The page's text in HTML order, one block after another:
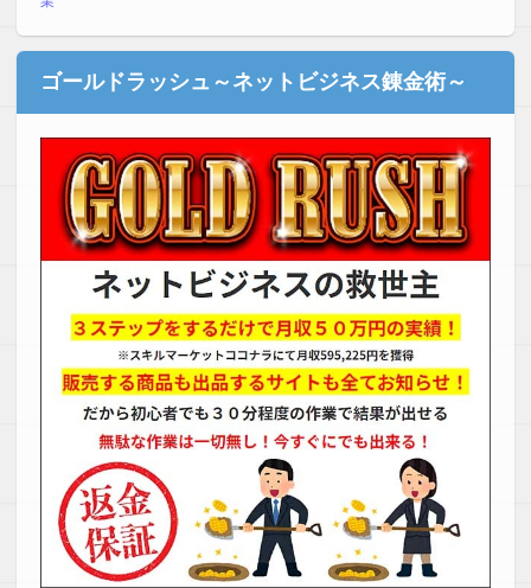
ゴールドラッシュ～ネットビジネス錬金術～